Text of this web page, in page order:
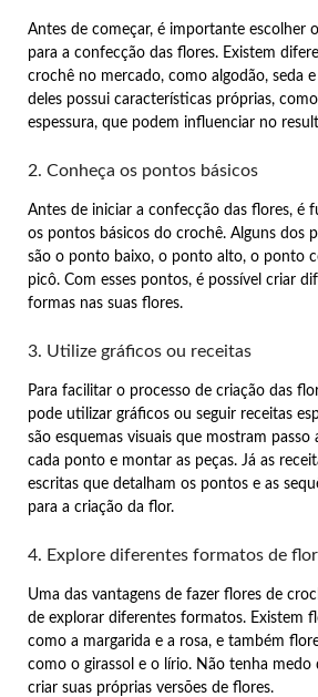
Antes de começar, é importante escolher
para a confecção das flores. Existem
crochê no mercado, como algodão, seda
deles possui características próprias,
espessura, que podem influenciar no
2. Conheça os pontos básicos
Antes de iniciar a confecção das flores, é
os pontos básicos do crochê. Alguns dos
são o ponto baixo, o ponto alto, o ponto
picô. Com esses pontos, é possível criar
formas nas suas flores.
3. Utilize gráficos ou receitas
Para facilitar o processo de criação das
pode utilizar gráficos ou seguir receitas
são esquemas visuais que mostram passo
cada ponto e montar as peças. Já as
escritas que detalham os pontos e as
para a criação da flor.
4. Explore diferentes formatos de
Uma das vantagens de fazer flores de
de explorar diferentes formatos. Existem
como a margarida e a rosa, e também
como o girassol e o lírio. Não tenha medo
criar suas próprias versões de flores.